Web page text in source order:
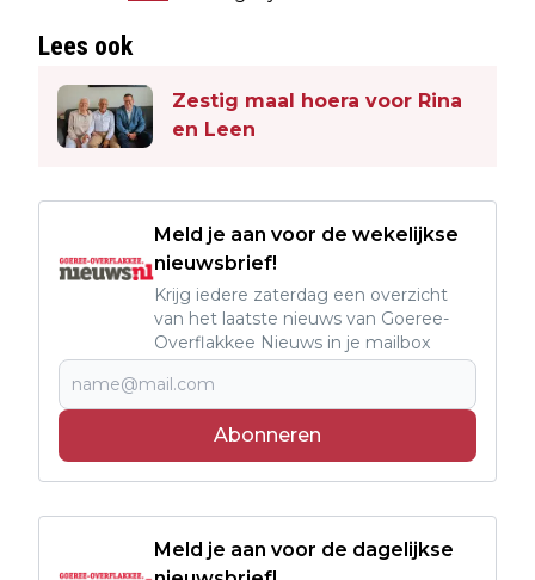
Lees ook
Zestig maal hoera voor Rina
en Leen
Meld je aan voor de wekelijkse
nieuwsbrief!
Krijg iedere zaterdag een overzicht
van het laatste nieuws van Goeree-
Overflakkee Nieuws in je mailbox
Abonneren
Meld je aan voor de dagelijkse